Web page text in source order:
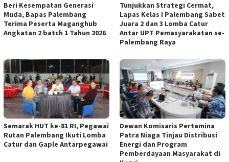
Beri Kesempatan Generasi
Muda, Bapas Palembang
Terima Peserta Maganghub
Angkatan 2 batch 1 Tahun 2026
Tunjukkan Strategi Cermat,
Lapas Kelas I Palembang Sabet
Juara 2 dan 3 Lomba Catur
Antar UPT Pemasyarakatan se-
Palembang Raya
Semarak HUT ke-81 RI, Pegawai
Rutan Palembang Ikuti Lomba
Catur dan Gaple Antarpegawai
Dewan Komisaris Pertamina
Patra Niaga Tinjau Distribusi
Energi dan Program
Pemberdayaan Masyarakat di